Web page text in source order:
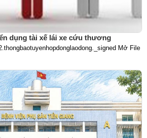
dụng tài xế lái xe cứu thương
Mở File